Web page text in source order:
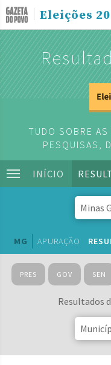
Eleições
TUDO SOBRE
PESQUISAS,
INÍCIO
MG APURAÇÃO
PRES GOV SEN
Resultados